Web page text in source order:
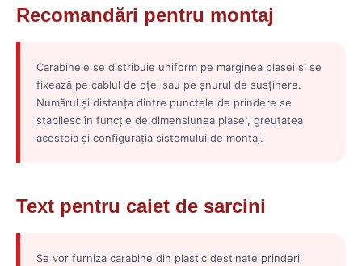
Recomandări pentru montaj
Carabinele se distribuie uniform pe marginea plasei și se
fixează pe cablul de oțel sau pe șnurul de susținere.
Numărul și distanța dintre punctele de prindere se
stabilesc în funcție de dimensiunea plasei, greutatea
acesteia și configurația sistemului de montaj.
Text pentru caiet de sarcini
Se vor furniza carabine din plastic destinate prinderii